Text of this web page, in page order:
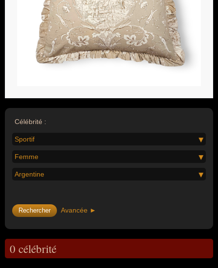
Célébrité :
Sportif
Femme
Argentine
Avancée ►
0 célébrité